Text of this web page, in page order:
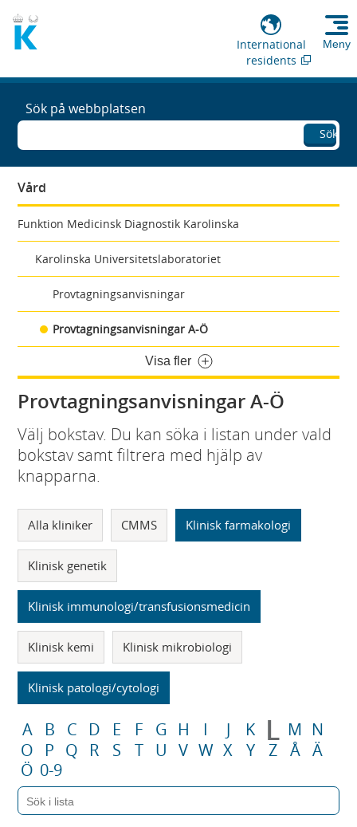
International
residents
Meny
Sök på webbplatsen
Sök
Vård
Funktion Medicinsk Diagnostik Karolinska
Karolinska Universitetslaboratoriet
Provtagningsanvisningar
Provtagningsanvisningar A-Ö
Visa fler
Provtagningsanvisningar A-Ö
Välj bokstav. Du kan söka i listan under vald
bokstav samt filtrera med hjälp av
knapparna.
Alla kliniker CMMS Klinisk farmakologi
Klinisk genetik
Klinisk immunologi/transfusionsmedicin
Klinisk kemi Klinisk mikrobiologi
Klinisk patologi/cytologi
A B C D E F G H I J K L M N
O
P Q R S T U V W X Y Z Å Ä
Ö 0-9